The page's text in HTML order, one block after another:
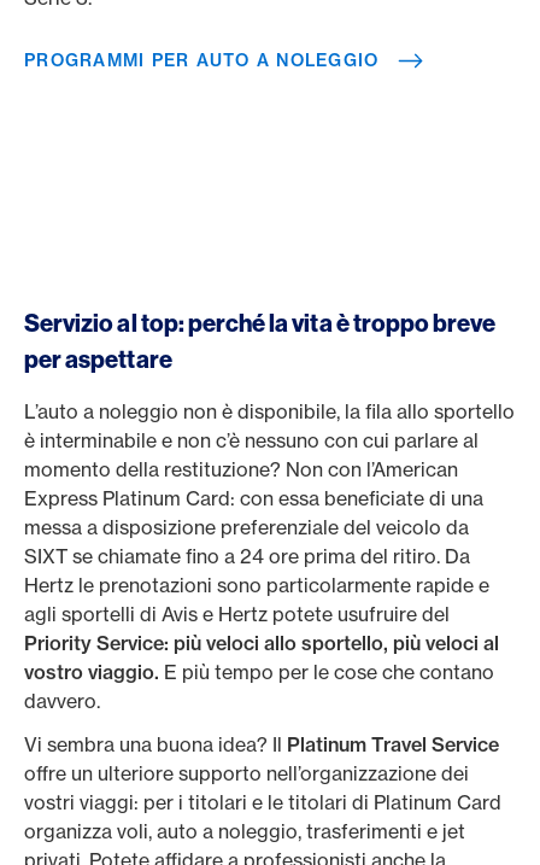
PROGRAMMI PER AUTO A NOLEGGIO
Servizio al top: perché la vita è troppo breve
per aspettare
L’auto a noleggio non è disponibile, la fila allo sportello
è interminabile e non c’è nessuno con cui parlare al
momento della restituzione? Non con l’American
Express Platinum Card: con essa beneficiate di una
messa a disposizione preferenziale del veicolo da
SIXT se chiamate fino a 24 ore prima del ritiro. Da
Hertz le prenotazioni sono particolarmente rapide e
agli sportelli di Avis e Hertz potete usufruire del
Priority Service: più veloci allo sportello, più veloci al
vostro viaggio. E più tempo per le cose che contano
davvero.
Vi sembra una buona idea? Il Platinum Travel Service
offre un ulteriore supporto nell’organizzazione dei
vostri viaggi: per i titolari e le titolari di Platinum Card
organizza voli, auto a noleggio, trasferimenti e jet
privati. Potete affidare a professionisti anche la